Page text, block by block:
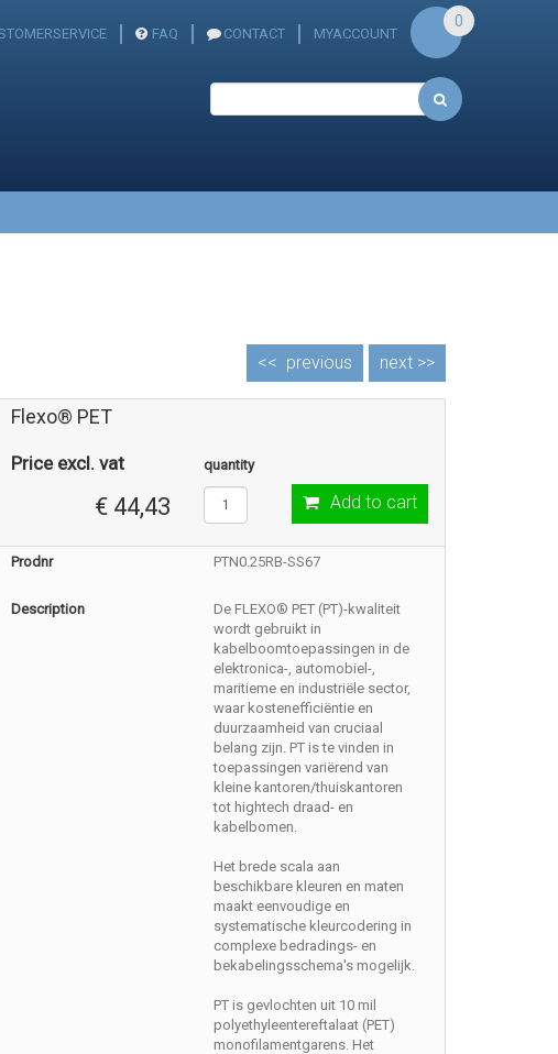
FAQ CONTACT MYACCOUNT
0
next >>
<< previous
Flexo® PET
Price excl. vat
€ 44,43
quantity
Add to cart
Prodnr PTN0.25RB-SS67
Description
De FLEXO® PET (PT)-kwaliteit
wordt gebruikt in
kabelboomtoepassingen in de
elektronica-, automobiel-,
maritieme en industriële sector,
waar kostenefficiëntie en
duurzaamheid van cruciaal
belang zijn. PT is te vinden in
toepassingen variërend van
kleine kantoren/thuiskantoren
tot hightech draad- en
kabelbomen.
Het brede scala aan
beschikbare kleuren en maten
maakt eenvoudige en
systematische kleurcodering in
complexe bedradings- en
bekabelingsschema's mogelijk.
PT is gevlochten uit 10 mil
polyethyleentereftalaat (PET)
monofilamentgarens. Het